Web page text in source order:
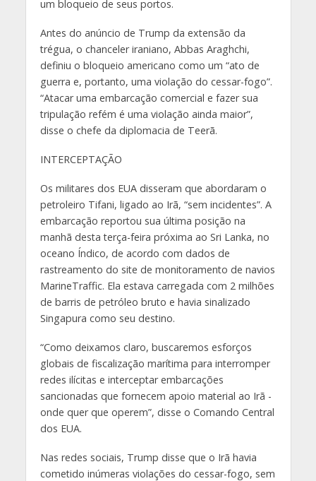
um bloqueio de seus portos.
Antes do anúncio de Trump da extensão da
trégua, o chanceler iraniano, Abbas Araghchi,
definiu o bloqueio americano como um “ato de
guerra e, portanto, uma violação do cessar-fogo”.
“Atacar uma embarcação comercial e fazer sua
tripulação refém é uma violação ainda maior”,
disse o chefe da diplomacia de Teerã.
INTERCEPTAÇÃO
Os militares dos EUA disseram que abordaram o
petroleiro Tifani, ligado ao Irã, “sem incidentes”. A
embarcação reportou sua última posição na
manhã desta terça-feira próxima ao Sri Lanka, no
oceano Índico, de acordo com dados de
rastreamento do site de monitoramento de navios
MarineTraffic. Ela estava carregada com 2 milhões
de barris de petróleo bruto e havia sinalizado
Singapura como seu destino.
“Como deixamos claro, buscaremos esforços
globais de fiscalização marítima para interromper
redes ilícitas e interceptar embarcações
sancionadas que fornecem apoio material ao Irã -
onde quer que operem”, disse o Comando Central
dos EUA.
Nas redes sociais, Trump disse que o Irã havia
cometido inúmeras violações do cessar-fogo, sem